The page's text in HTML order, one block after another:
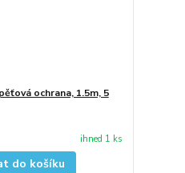
ochrana, 1.5m, 5
ihned 1 ks
do košíku